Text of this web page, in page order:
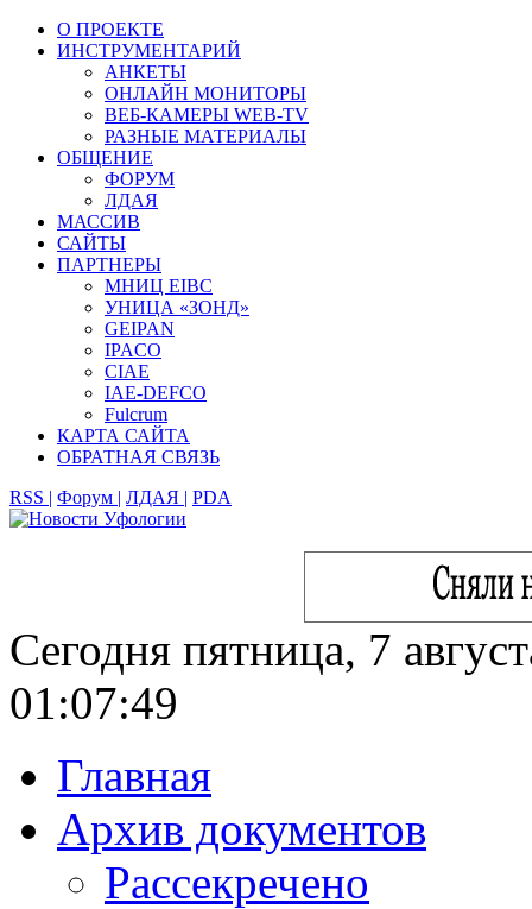
О ПРОЕКТЕ
ИНСТРУМЕНТАРИЙ
АНКЕТЫ
ОНЛАЙН МОНИТОРЫ
ВЕБ-КАМЕРЫ WEB-TV
РАЗНЫЕ МАТЕРИАЛЫ
ОБЩЕНИЕ
ФОРУМ
ЛДАЯ
МАССИВ
САЙТЫ
ПАРТНЕРЫ
МНИЦ EIBC
УНИЦА «ЗОНД»
GEIPAN
IPACO
CIAE
IAE-DEFCO
Fulcrum
КАРТА САЙТА
ОБРАТНАЯ СВЯЗЬ
RSS | Форум | ЛДАЯ | PDA
Сегодня пятница, 7
01:07:50
Главная
Архив документов
Рассекречено